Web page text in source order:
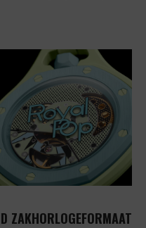
ZAKHORLOGEFORMAAT